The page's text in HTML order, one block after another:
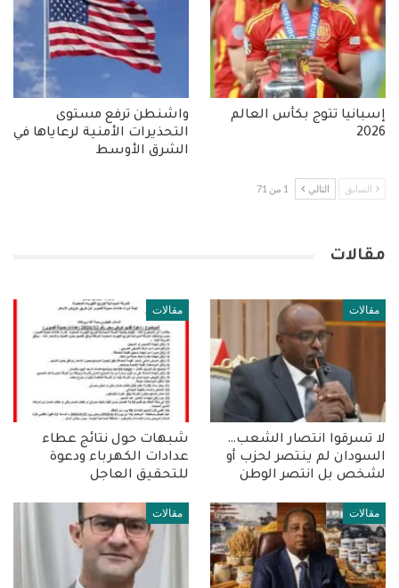
إسبانيا تتوج بكأس العالم
2026
واشنطن ترفع مستوى
التحذيرات الأمنية لرعاياها في
الشرق الأوسط
السابق التالي 1 من 71
مقالات
مقالات
لا تسرقوا انتصار الشعب…
السودان لم ينتصر لحزب أو
لشخص بل انتصر الوطن
مقالات
شبهات حول نتائج عطاء
عدادات الكهرباء ودعوة
للتحقيق العاجل
مقالات مقالات